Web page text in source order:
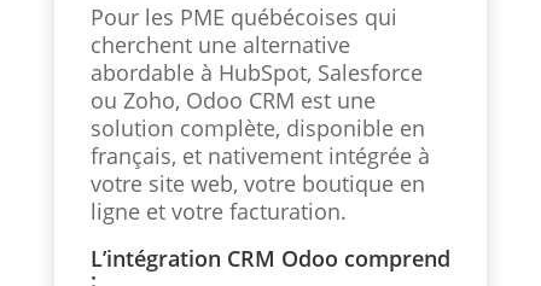
Pour les PME québécoises qui
cherchent une alternative
abordable à HubSpot, Salesforce
ou Zoho, Odoo CRM est une
solution complète, disponible en
français, et nativement intégrée à
votre site web, votre boutique en
ligne et votre facturation.
L’intégration CRM Odoo comprend
: